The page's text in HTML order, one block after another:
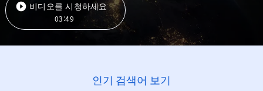
비디오를 시청하세요
03:49
인기 검색어 보기